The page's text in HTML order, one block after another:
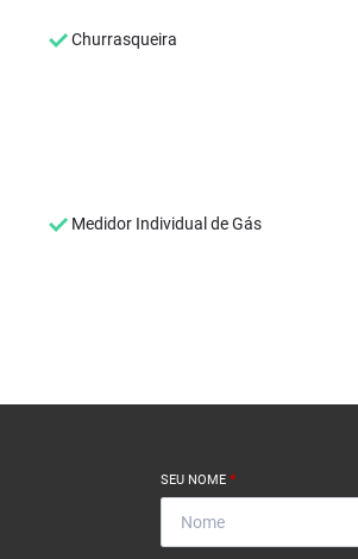
Churrasqueira
Medidor Individual de Gás
SEU NOME *